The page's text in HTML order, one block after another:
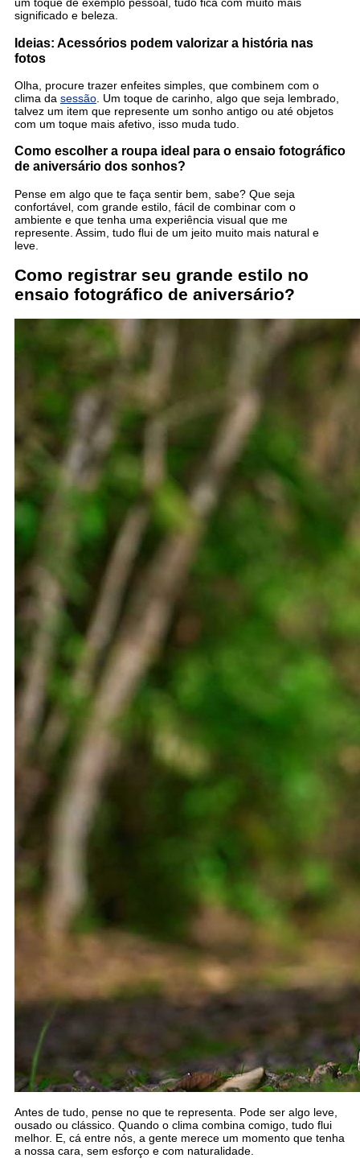
significado e beleza.
Ideias: Acessórios podem valorizar a história nas
fotos
Olha, procure trazer enfeites simples, que combinem com o
clima da sessão . Um toque de carinho, algo que seja lembrado,
talvez um item que represente um sonho antigo ou até objetos
com um toque mais afetivo, isso muda tudo.
Como escolher a roupa ideal para o ensaio fotográfico
de aniversário dos sonhos?
Pense em algo que te faça sentir bem, sabe? Que seja
confortável, com grande estilo, fácil de combinar com o
ambiente e que tenha uma experiência visual que me
represente. Assim, tudo flui de um jeito muito mais natural e
leve.
Como registrar seu grande estilo no
ensaio fotográfico de aniversário?
Antes de tudo, pense no que te representa. Pode ser algo leve,
ousado ou clássico. Quando o clima combina comigo, tudo flui
melhor. E, cá entre nós, a gente merece um momento que tenha
a nossa cara, sem esforço e com naturalidade.